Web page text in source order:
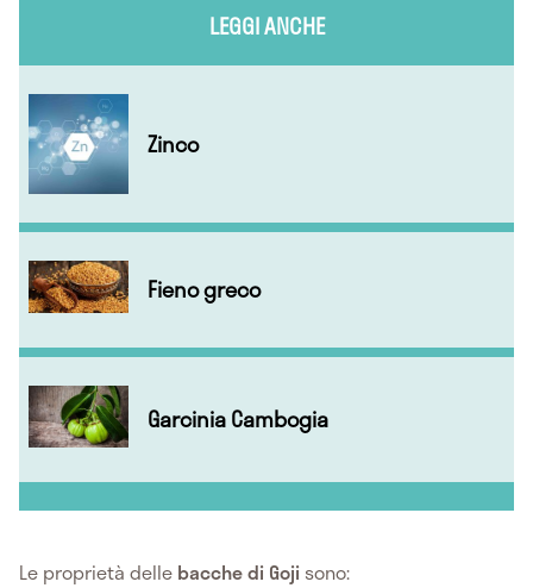
LEGGI ANCHE
Zinco
Fieno greco
Garcinia Cambogia
Le proprietà delle bacche di Goji sono: